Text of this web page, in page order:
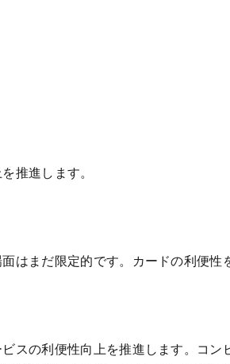
推進します。
はまだ限定的です。カードの利便
スの利便性向上を推進します。コ